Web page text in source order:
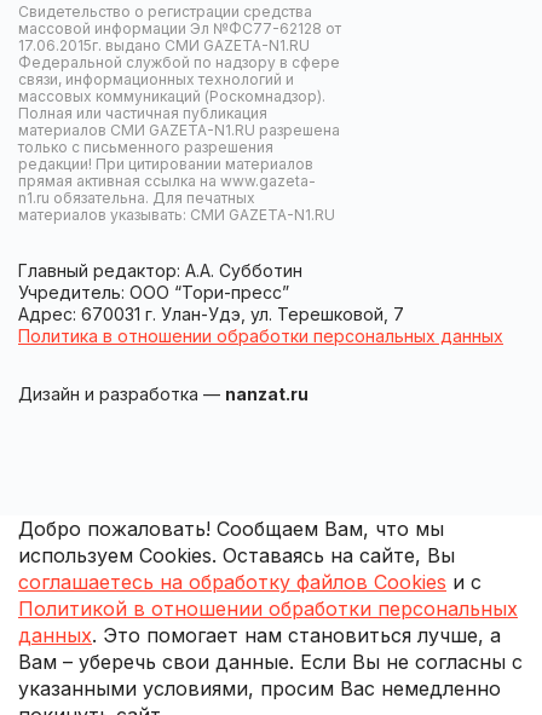
Свидетельство о регистрации средства
массовой информации Эл №ФС77-62128 от
17.06.2015г. выдано СМИ GAZETA-N1.RU
Федеральной службой по надзору в сфере
связи, информационных технологий и
массовых коммуникаций (Роскомнадзор).
Полная или частичная публикация
материалов СМИ GAZETA-N1.RU разрешена
только с письменного разрешения
редакции! При цитировании материалов
прямая активная ссылка на www.gazeta-
n1.ru обязательна. Для печатных
материалов указывать: СМИ GAZETA-N1.RU
Главный редактор: А.А. Субботин
Учредитель: ООО “Тори-пресс”
Адрес: 670031 г. Улан-Удэ, ул. Терешковой, 7
Политика в отношении обработки персональных данных
Дизайн и разработка — nanzat.ru
Добро пожаловать! Сообщаем Вам, что мы
используем Cookies. Оставаясь на сайте, Вы
соглашаетесь на обработку файлов Cookies и с
Политикой в отношении обработки персональных
данных. Это помогает нам становиться лучше, а
Вам – уберечь свои данные. Если Вы не согласны с
указанными условиями, просим Вас немедленно